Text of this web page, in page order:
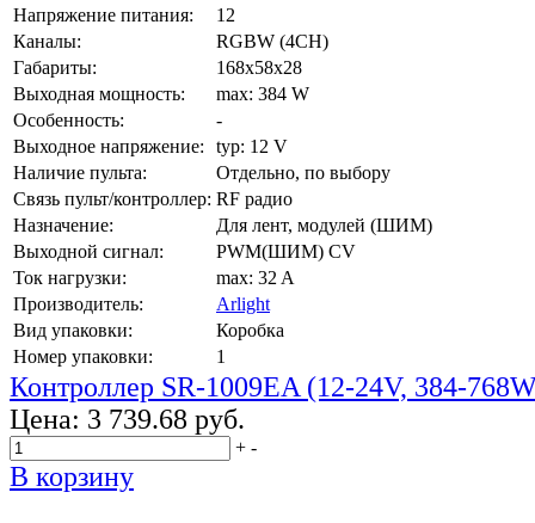
Напряжение питания:
12
Каналы:
RGBW (4CH)
Габариты:
168x58x28
Выходная мощность:
max: 384 W
Особенность:
-
Выходное напряжение:
typ: 12 V
Наличие пульта:
Отдельно, по выбору
Связь пульт/контроллер: RF радио
Назначение:
Для лент, модулей (ШИМ)
Выходной сигнал:
PWM(ШИМ) CV
Ток нагрузки:
max: 32 A
Производитель:
Arlight
Вид упаковки:
Коробка
Номер упаковки:
1
Контроллер SR-1009EA (12-24V, 384-
Цена: 3 739.68 руб.
+ -
В корзину